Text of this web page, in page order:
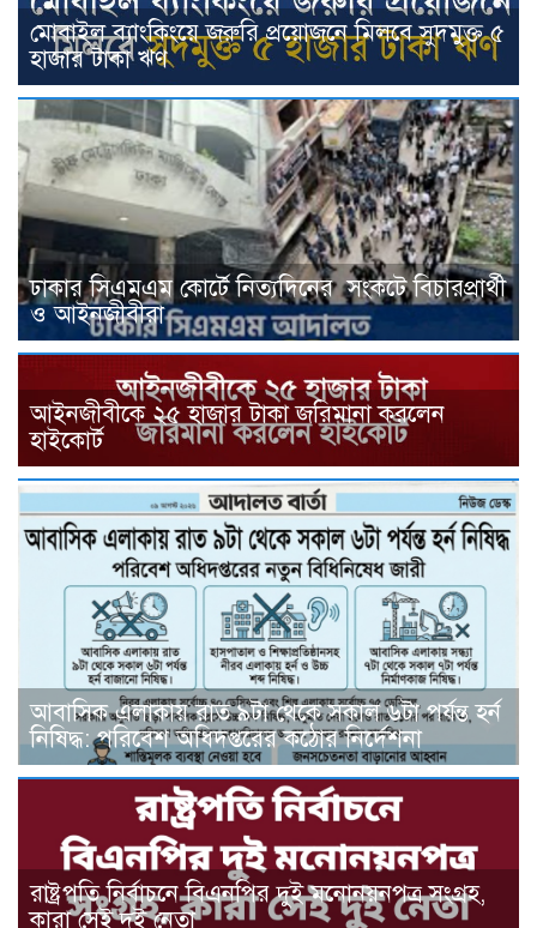
মোবাইল ব্যাংকিংয়ে জরুরি প্রয়োজনে মিলবে সুদমুক্ত ৫
হাজার টাকা ঋণ
ঢাকার সিএমএম কোর্টে নিত্যদিনের সংকটে বিচারপ্রার্থী
ও আইনজীবীরা
আইনজীবীকে ২৫ হাজার টাকা জরিমানা করলেন
হাইকোর্ট
আবাসিক এলাকায় রাত ৯টা থেকে সকাল ৬টা পর্যন্ত হর্ন
নিষিদ্ধ: পরিবেশ অধিদপ্তরের কঠোর নির্দেশনা
রাষ্ট্রপতি নির্বাচনে বিএনপির দুই মনোনয়নপত্র সংগ্রহ,
কারা সেই দুই নেতা